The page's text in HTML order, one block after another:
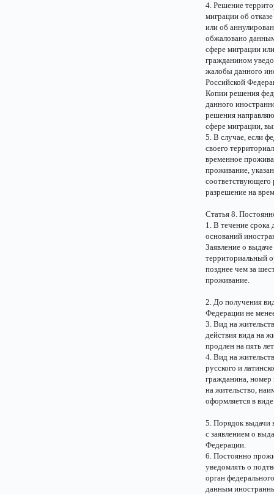
4. Решение
миграции об
или об
обжаловано
сфере миграции
гражданином
жалобы данного
Российской
Копии решения
данного
решения
сфере миграции,
5. В случае, если
своего
временное
проживание,
соответствующего
разрешение на
Статья 8.
1. В течение срока
оснований
Заявление о
территориальный
позднее чем за
проживание.
2. До получения
Федерации не
3. Вид на
действия вида на
продлен на пять
4. Вид на
русского и
гражданина, номер
на жительство,
оформляется в
5. Порядок выдачи
с заявлением о
Федерации.
6. Постоянно
уведомлять о
орган
данным